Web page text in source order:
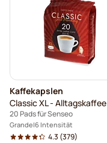
Kaffekapslen
Classic XL - Alltagskaffee
20 Pads für Senseo
Grande 6 Intensität
4.3 (379)